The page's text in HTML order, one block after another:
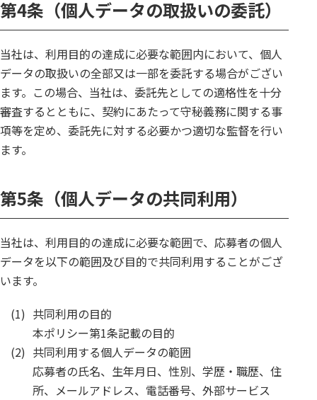
第4条（個人データの取扱いの委託）
当社は、利用目的の達成に必要な範囲内において、個人
データの取扱いの全部又は一部を委託する場合がござい
ます。この場合、当社は、委託先としての適格性を十分
審査するとともに、契約にあたって守秘義務に関する事
項等を定め、委託先に対する必要かつ適切な監督を行い
ます。
第5条（個人データの共同利用）
当社は、利用目的の達成に必要な範囲で、応募者の個人
データを以下の範囲及び目的で共同利用することがござ
います。
(1) 共同利用の目的
本ポリシー第1条記載の目的
(2) 共同利用する個人データの範囲
応募者の氏名、生年月日、性別、学歴・職歴、住
所、メールアドレス、電話番号、外部サービス